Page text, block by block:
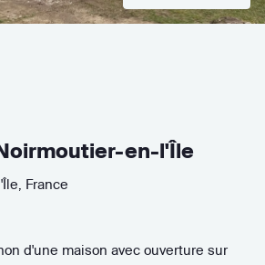
en-l'Île
France
d'une maison avec ouverture sur